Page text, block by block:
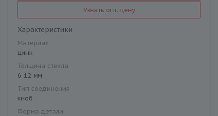
Узнать опт. цену
Характеристики
Материал
цинк
Толщина стекла
6-12 мм
Тип соединения
кноб
Форма детали